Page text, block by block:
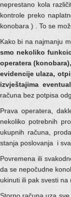
neprestano kola
kontrole preko
konobara ) . To se
Kako bi na najmanju
smo nekoliko
operatera
evidencije ulaza,
izvještajima
računa bez potpisa
Prava operatera,
nekoliko potrebnih
ukupnih računa,
stanja poslovanja i
Povremena ili
da se nepočudne
ukinuti ili pak svesti na